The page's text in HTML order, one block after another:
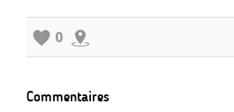
0
Commentaires